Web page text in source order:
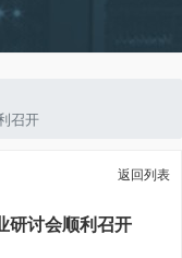
召开
返回列表
研讨会顺利召开